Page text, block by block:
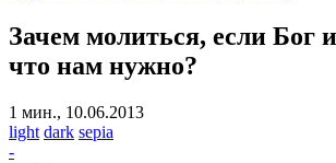
Зачем молиться, если Бог
что нам нужно?
1 мин., 10.06.2013
light dark sepia
-